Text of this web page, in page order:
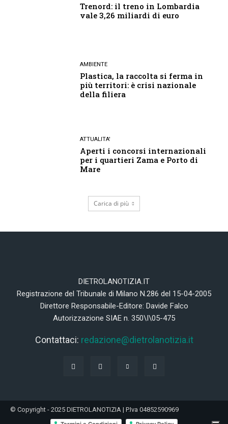
Trenord: il treno in Lombardia
vale 3,26 miliardi di euro
AMBIENTE
Plastica, la raccolta si ferma in
più territori: è crisi nazionale
della filiera
ATTUALITA'
Aperti i concorsi internazionali
per i quartieri Zama e Porto di
Mare
Carica di più
DIETROLANOTIZIA.IT
Registrazione del Tribunale di Milano N.286 del 15-04-2005
Direttore Responsabile-Editore: Davide Falco
Autorizzazione SIAE n. 350\I\05-475
Contattaci: redazione@dietrolanotizia.it
© Copyright - 2025 DIETROLANOTIZIA | P.Iva 04852590969